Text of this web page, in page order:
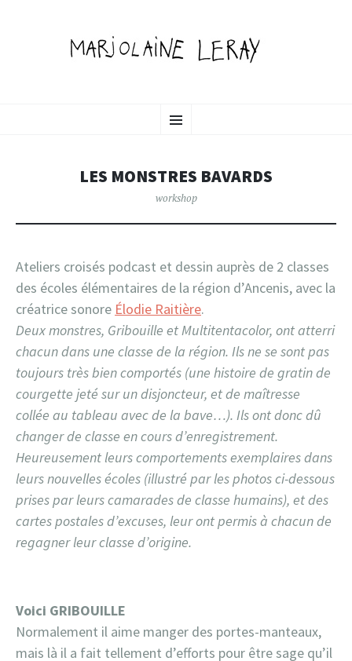
MARJOLAINE LERAY
Menu
TO
LES MONSTRES BAVARDS
workshop
Ateliers croisés podcast et dessin auprès de 2 classes
des écoles élémentaires de la région d’Ancenis, avec la
créatrice sonore Élodie Raitière.
Deux monstres, Gribouille et Multitentacolor, ont atterri
chacun dans une classe de la région. Ils ne se sont pas
toujours très bien comportés (une histoire de gratin de
courgette jeté sur un disjoncteur, et de maîtresse
collée au tableau avec de la bave…). Ils ont donc dû
changer de classe en cours d’enregistrement.
Heureusement leurs comportements exemplaires dans
leurs nouvelles écoles (illustré par les photos ci-dessous
prises par leurs camarades de classe humains), et des
cartes postales d’excuses, leur ont permis à chacun de
regagner leur classe d’origine.
Voici GRIBOUILLE
Normalement il aime manger des portes-manteaux,
mais là il a fait tellement d’efforts pour être sage qu’il